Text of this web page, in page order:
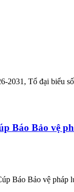
Tổ đại
Báo Bảo vệ
Báo Bảo vệ